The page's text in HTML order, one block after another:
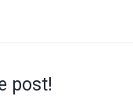
post!